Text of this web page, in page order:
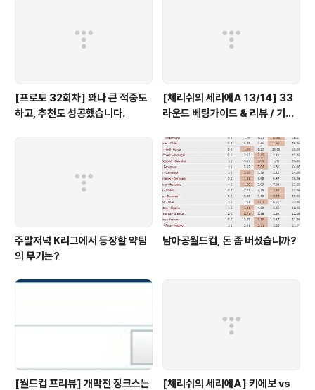
[프로토 32회차] 꽤나 큰 적중도
하고, 추천도 성공했습니다.
[체리쉬의 세리에A 13/14] 33
라운드 베팅가이드 & 리뷰 / 기적
주말저녁 K리그에서 등장할 약팀
의 무기는?
남아공월드컵, 돈 좀 버셨습니까?
[월드컵 프리뷰] 개막전 징크스는 [체리쉬의 세리에A] 키에보 vs